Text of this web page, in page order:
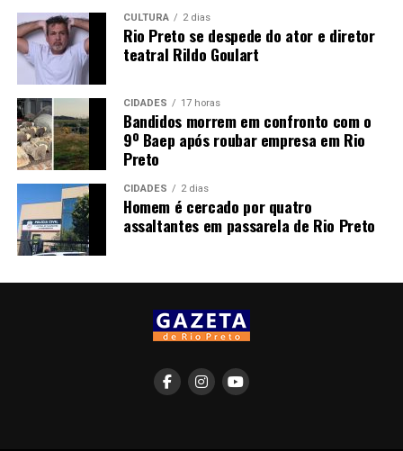
CULTURA 2 dias
Rio Preto se despede do ator e diretor
teatral Rildo Goulart
CIDADES 17 horas
Bandidos morrem em confronto com o
9º Baep após roubar empresa em Rio
Preto
CIDADES 2 dias
Homem é cercado por quatro
assaltantes em passarela de Rio Preto